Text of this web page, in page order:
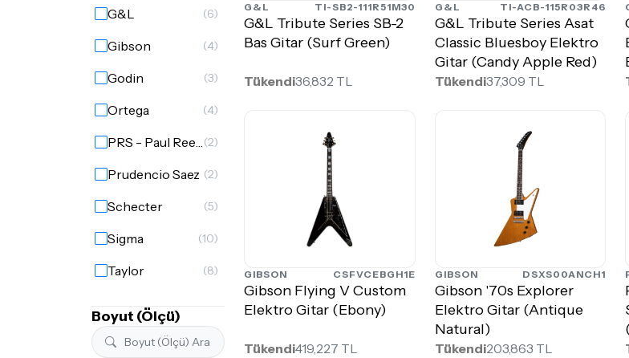
G&L (6)
Gibson (4)
Godin (3)
Ortega (4)
PRS - Paul Reed Smith(2)
Prudencio Saez (2)
Schecter (5)
Sigma (10)
Taylor (8)
Boyut (Ölçü)
G&L TI-SB2-111R51M30
G&L Tribute Series SB-2
Bas Gitar (Surf Green)
Tükendi36,832 TL
G&L TI-ACB-115R03R46
G&L Tribute Series Asat
Classic Bluesboy Elektro
Gitar (Candy Apple Red)
Tükendi37,309 TL
GIBSON CSFVCEBGH1E
Gibson Flying V Custom
Elektro Gitar (Ebony)
Tükendi419,227 TL
GIBSON DSXS00ANCH1
Gibson '70s Explorer
Elektro Gitar (Antique
Natural)
Tükendi203,863 TL